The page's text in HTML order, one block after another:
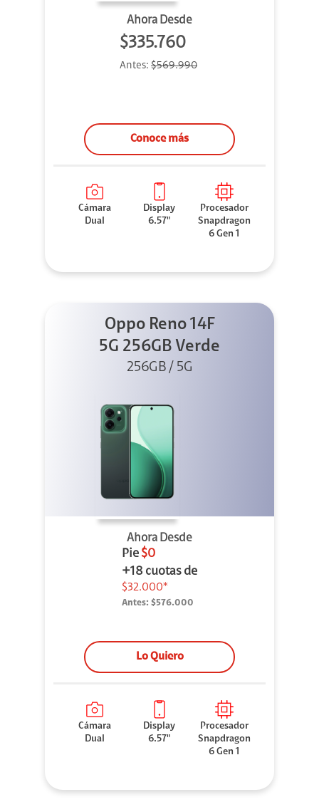
Ahora Desde
$335.760
Antes: $569.990
Conoce más
Cámara
Dual
Display
6.57"
Procesador
Snapdragon
6 Gen 1
Oppo Reno 14F
5G 256GB Verde
256GB / 5G
Ahora Desde
Pie $0
+18 cuotas de
$32.000*
Antes: $576.000
Lo Quiero
Cámara
Dual
Display
6.57"
Procesador
Snapdragon
6 Gen 1